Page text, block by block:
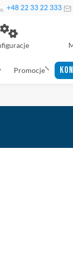
+48 22 33 22 333
Promocje